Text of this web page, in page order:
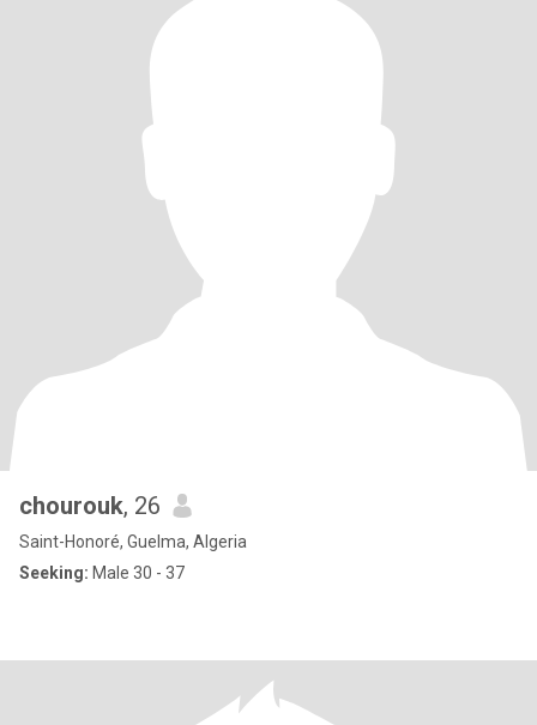
chourouk, 26
Saint-Honoré, Guelma, Algeria
Seeking: Male 30 - 37